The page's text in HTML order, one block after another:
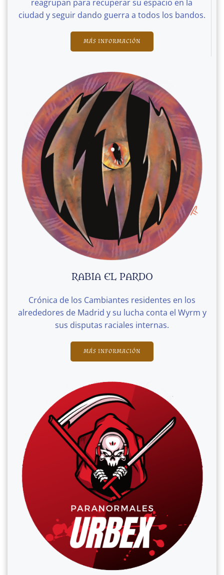
reagrupan para recuperar su espacio en la
ciudad y seguir dando guerra a todos los bandos.
MÁS INFORMACIÓN
RABIA EL PARDO
Crónica de los Cambiantes residentes en los
alrededores de Madrid y su lucha conta el Wyrm y
sus disputas raciales internas.
MÁS INFORMACIÓN